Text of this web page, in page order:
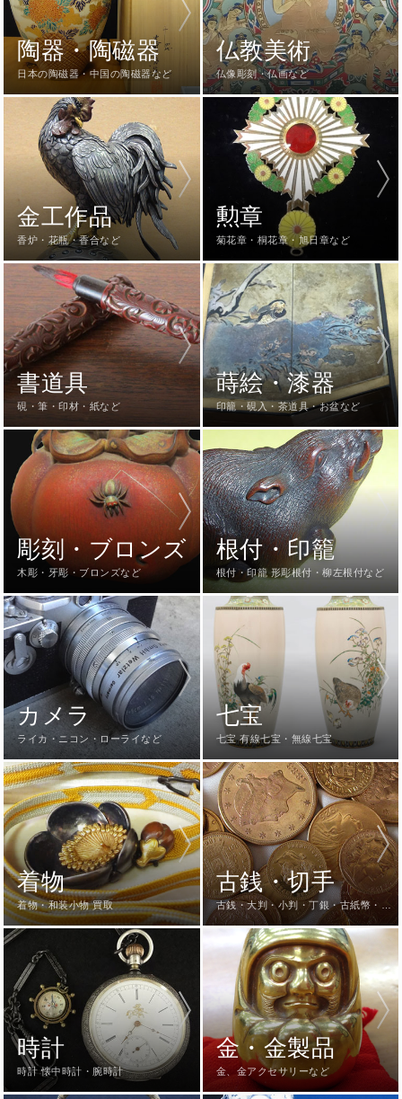
陶器・陶磁器
日本の陶磁器・中国の陶磁器など
仏教美術
仏像彫刻・仏画など
金工作品
香炉・花瓶・香合など
勲章
菊花章・桐花章・旭日章など
書道具
硯・筆・印材・紙など
蒔絵・漆器
印籠・硯入・茶道具・お盆など
彫刻・ブロンズ
木彫・牙彫・ブロンズなど
根付・印籠
根付・印籠 形彫根付・柳左根付など
カメラ
ライカ・ニコン・ローライなど
七宝
七宝 有線七宝・無線七宝
着物
着物・和装小物 買取
古銭・切手
古銭・大判・小判・丁銀・古紙幣・切
手など
時計
時計 懐中時計・腕時計
金・金製品
金、金アクセサリーなど